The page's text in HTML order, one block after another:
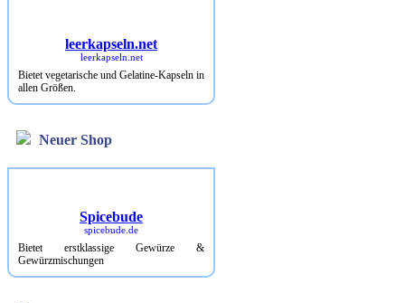
leerkapseln.net
leerkapseln.net
Bietet vegetarische und Gelatine-Kapseln in
allen Größen.
Neuer Shop
Spicebude
spicebude.de
Bietet erstklassige Gewürze &
Gewürzmischungen